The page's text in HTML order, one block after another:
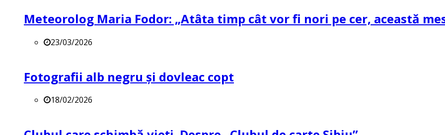
Meteorolog Maria Fodor: „Atâta timp cât vor fi nori pe cer, această
23/03/2026
Fotografii alb negru și dovleac copt
18/02/2026